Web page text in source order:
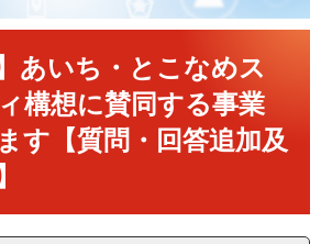
あいち・とこなめス
構想に賛同する事業
す【質問・回答追加及